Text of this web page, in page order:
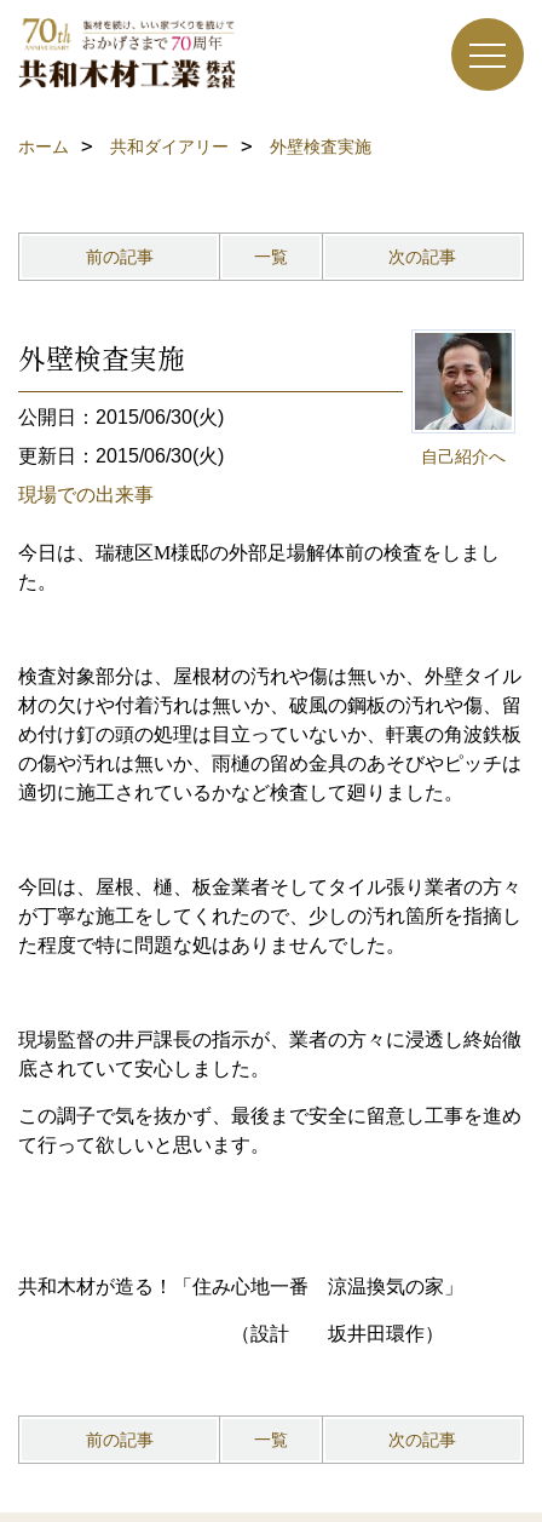
ホーム 共和ダイアリー 外壁検査実施
前の記事 一覧 次の記事
自己紹介へ
外壁検査実施
公開日：2015/06/30(火)
更新日：2015/06/30(火)
現場での出来事
今日は、瑞穂区M様邸の外部足場解体前の検査をしまし
た。
検査対象部分は、屋根材の汚れや傷は無いか、外壁タイル
材の欠けや付着汚れは無いか、破風の鋼板の汚れや傷、留
め付け釘の頭の処理は目立っていないか、軒裏の角波鉄板
の傷や汚れは無いか、雨樋の留め金具のあそびやピッチは
適切に施工されているかなど検査して廻りました。
今回は、屋根、樋、板金業者そしてタイル張り業者の方々
が丁寧な施工をしてくれたので、少しの汚れ箇所を指摘し
た程度で特に問題な処はありませんでした。
現場監督の井戸課長の指示が、業者の方々に浸透し終始徹
底されていて安心しました。
この調子で気を抜かず、最後まで安全に留意し工事を進め
て行って欲しいと思います。
共和木材が造る！「住み心地一番 涼温換気の家」
（設計 坂井田環作）
前の記事 一覧 次の記事